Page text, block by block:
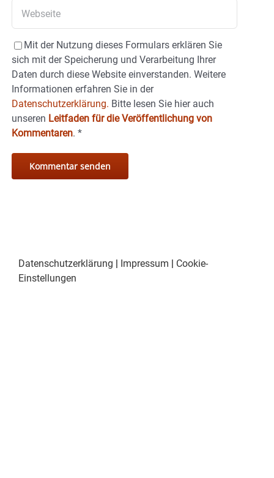
Mit der Nutzung dieses Formulars erklären Sie
sich mit der Speicherung und Verarbeitung Ihrer
Daten durch diese Website einverstanden. Weitere
Informationen erfahren Sie in der
Datenschutzerklärung. Bitte lesen Sie hier auch
unseren Leitfaden für die Veröffentlichung von
Kommentaren. *
Datenschutzerklärung Impressum
Cookie-
Einstellungen